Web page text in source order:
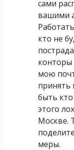
сами
вашими
кто не
мою
быть
этого
Москве.
меры.